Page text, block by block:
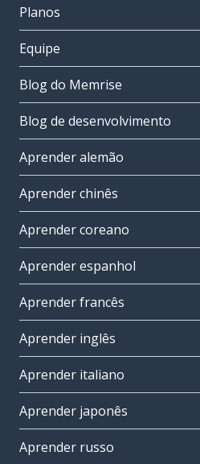
Planos
Equipe
Blog do Memrise
Blog de desenvolvimento
Aprender alemão
Aprender chinês
Aprender coreano
Aprender espanhol
Aprender francês
Aprender inglês
Aprender italiano
Aprender japonês
Aprender russo